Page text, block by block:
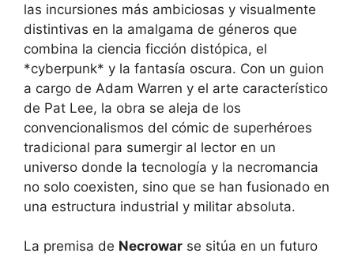
las incursiones más ambiciosas y visualmente
distintivas en la amalgama de géneros que
combina la ciencia ficción distópica, el
*cyberpunk* y la fantasía oscura. Con un guion
a cargo de Adam Warren y el arte característico
de Pat Lee, la obra se aleja de los
convencionalismos del cómic de superhéroes
tradicional para sumergir al lector en un
universo donde la tecnología y la necromancia
no solo coexisten, sino que se han fusionado en
una estructura industrial y militar absoluta.
La premisa de Necrowar se sitúa en un futuro